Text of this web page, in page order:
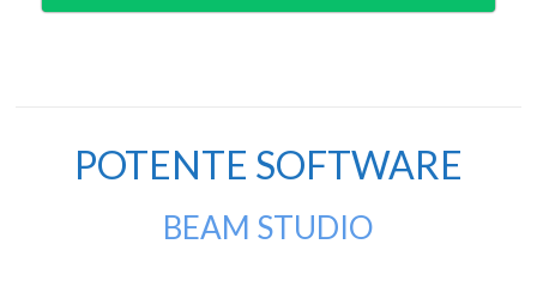
POTENTE SOFTWARE
BEAM STUDIO